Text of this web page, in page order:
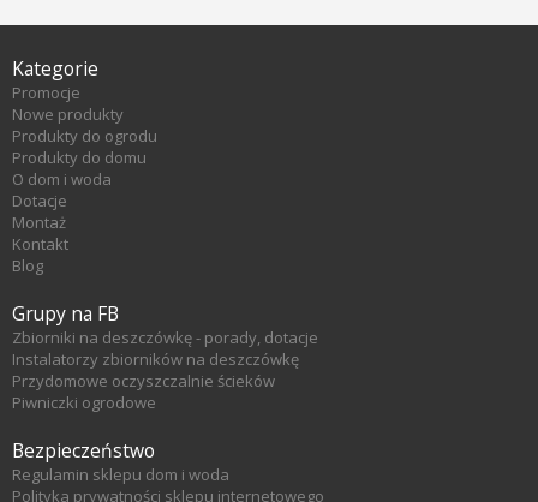
Kategorie
Promocje
Nowe produkty
Produkty do ogrodu
Produkty do domu
O dom i woda
Dotacje
Montaż
Kontakt
Blog
Grupy na FB
Zbiorniki na deszczówkę - porady, dotacje
Instalatorzy zbiorników na deszczówkę
Przydomowe oczyszczalnie ścieków
Piwniczki ogrodowe
Bezpieczeństwo
Regulamin sklepu dom i woda
Polityka prywatności sklepu internetowego